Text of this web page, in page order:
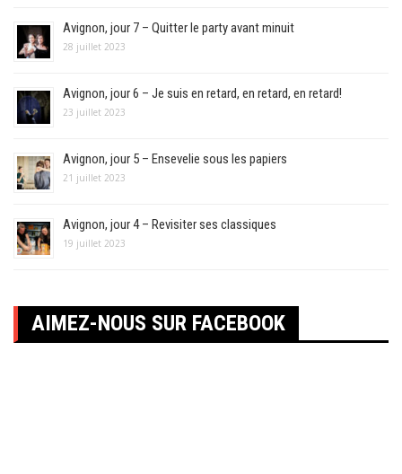
Avignon, jour 7 – Quitter le party avant minuit
28 juillet 2023
Avignon, jour 6 – Je suis en retard, en retard, en retard!
23 juillet 2023
Avignon, jour 5 – Ensevelie sous les papiers
21 juillet 2023
Avignon, jour 4 – Revisiter ses classiques
19 juillet 2023
AIMEZ-NOUS SUR FACEBOOK